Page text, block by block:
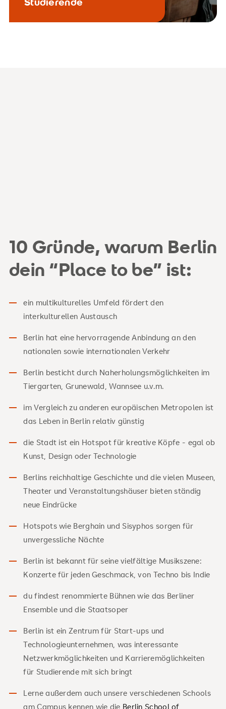
10 Gründe, warum Berlin
dein “Place to be” ist:
ein multikulturelles Umfeld fördert den
interkulturellen Austausch
Berlin hat eine hervorragende Anbindung an den
nationalen sowie internationalen Verkehr
Berlin besticht durch Naherholungsmöglichkeiten im
Tiergarten, Grunewald, Wannsee u.v.m.
im Vergleich zu anderen europäischen Metropolen ist
das Leben in Berlin relativ günstig
die Stadt ist ein Hotspot für kreative Köpfe - egal ob
Kunst, Design oder Technologie
Berlins reichhaltige Geschichte und die vielen Museen,
Theater und Veranstaltungshäuser bieten ständig
neue Eindrücke
Hotspots wie Berghain und Sisyphos sorgen für
unvergessliche Nächte
Berlin ist bekannt für seine vielfältige Musikszene:
Konzerte für jeden Geschmack, von Techno bis Indie
du findest renommierte Bühnen wie das Berliner
Ensemble und die Staatsoper
Berlin ist ein Zentrum für Start-ups und
Technologieunternehmen, was interessante
Netzwerkmöglichkeiten und Karrieremöglichkeiten
für Studierende mit sich bringt
Lerne außerdem auch unsere verschiedenen Schools
am Campus kennen wie die Berlin School of